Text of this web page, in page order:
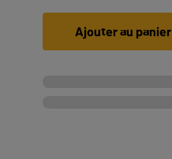
Ajouter au panier